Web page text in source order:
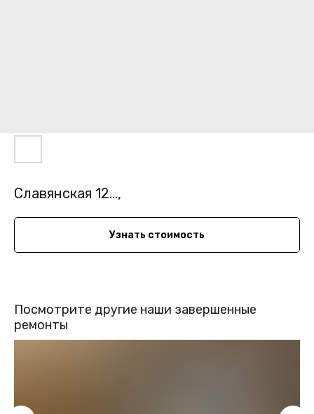
Славянская 12...,
Узнать стоимость
Посмотрите другие наши завершенные
ремонты